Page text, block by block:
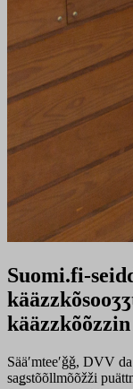
Suomi.fi-
kääzzkõõzzin
Sääʹmteeʹǧǧ, DVV
saǥstõõllmõõžži